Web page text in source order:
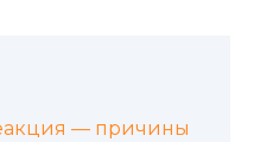
— причины